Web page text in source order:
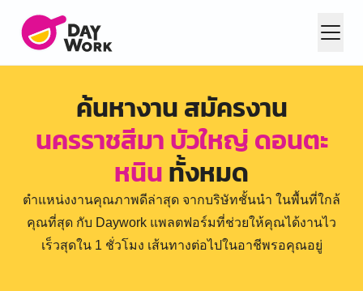
ค้นหางาน สมัครงาน
นครราชสีมา บัวใหญ่ ดอนตะ
หนินทั้งหมด
ตำแหน่งงานคุณภาพดีล่าสุด จากบริษัทชั้นนำ ในพื้นที่ใกล้
คุณที่สุด กับ Daywork แพลตฟอร์มที่ช่วยให้คุณได้งานไว
เร็วสุดใน 1 ชั่วโมง เส้นทางต่อไปในอาชีพรอคุณอยู่